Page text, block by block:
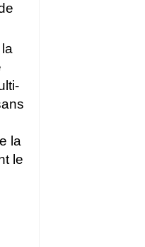
la
le